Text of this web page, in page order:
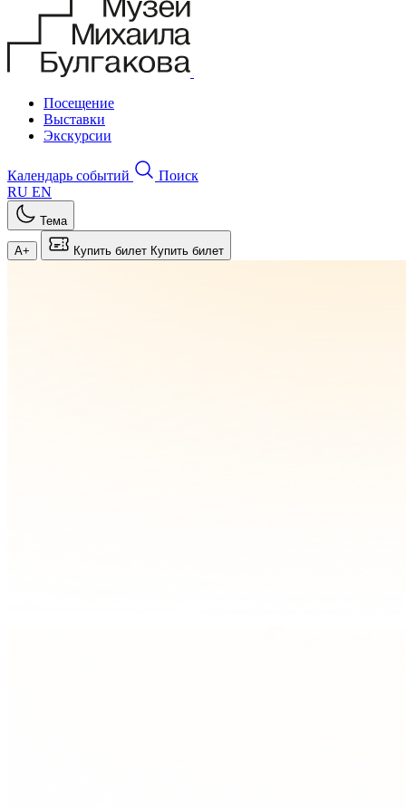
Посещение
Выставки
Экскурсии
Календарь событий
Поиск
RU EN
Тема
A+ Купить билет Купить билет